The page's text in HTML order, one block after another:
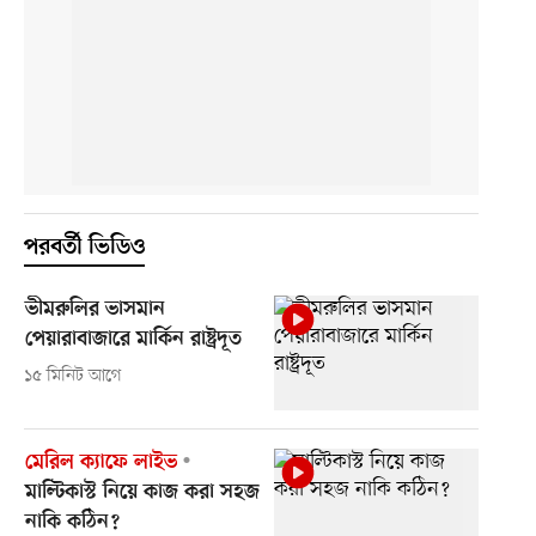
পরবর্তী ভিডিও
ভীমরুলির ভাসমান
পেয়ারাবাজারে মার্কিন রাষ্ট্রদূত
১৫ মিনিট আগে
মেরিল ক্যাফে লাইভ
মাল্টিকাস্ট নিয়ে কাজ করা সহজ
নাকি কঠিন?